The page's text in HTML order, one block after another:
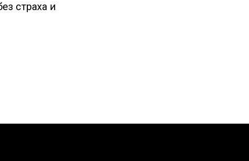
страха и